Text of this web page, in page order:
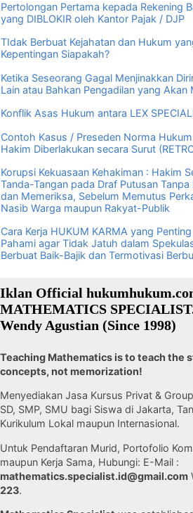
Pertolongan Pertama kepada Rekening
yang DIBLOKIR oleh Kantor Pajak / DJP
TIdak Berbuat Kejahatan dan Hukum
Kepentingan Siapakah?
Ketika Seseorang Gagal Menjinakkan
Lain atau Bahkan Pengadilan yang Akan
Konflik Asas Hukum antara LEX
Contoh Kasus / Preseden Norma
Hakim Diberlakukan secara Surut
Korupsi Kekuasaan Kehakiman : Hakim
Tanda-Tangan pada Draf Putusan
dan Memeriksa, Sebelum Memutus
Nasib Warga maupun Rakyat-Publik
Cara Kerja HUKUM KARMA yang
Pahami agar Tidak Jatuh dalam
Berbuat Baik-Bajik dan Termotivasi
Iklan Official
MATHEMATICS
Wendy Agustian (Since 1998)
Teaching Mathematics is to teach the
concepts, not memorization!
Menyediakan Jasa Kursus Privat &
SD, SMP, SMU bagi Siswa di Jakarta,
Kurikulum Lokal maupun Internasional.
Untuk Pendaftaran Murid, Portofolio
maupun Kerja Sama, Hubungi: E-Mail :
mathematics.specialist.id@gmail.com
223.